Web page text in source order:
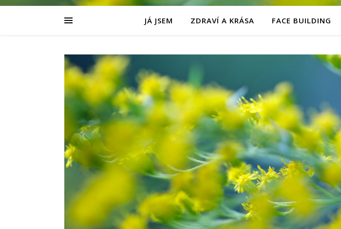
JÁ JSEM ZDRAVÍ A KRÁSA FACE BUILDING